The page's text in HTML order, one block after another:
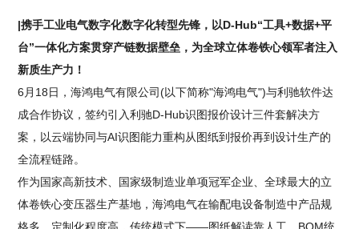
|携手工业电气数字化数字化转型先锋，以D-Hub“工具+数据+平
台”一体化方案贯穿产链数据壁垒，为全球立体卷铁心领军者注入
新质生产力！
6月18日，海鸿电气有限公司(以下简称"海鸿电气")与利驰软件达
成合作协议，签约引入利驰D-Hub识图报价设计三件套解决方
案，以云端协同与AI识图能力重构从图纸到报价再到设计生产的
全流程链路。
作为国家高新技术、国家级制造业单项冠军企业、全球最大的立
体卷铁心变压器生产基地，海鸿电气在输配电设备制造中产品规